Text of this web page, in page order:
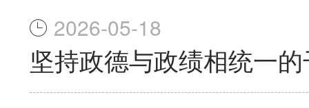
2026-05-18
坚持政德与政绩相统一